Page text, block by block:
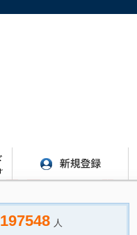
197548 人